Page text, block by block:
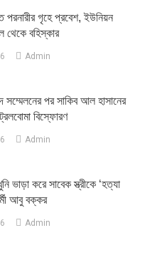
পরনারীর গৃহে প্রবেশ, ইউনিয়ন
থেকে বহিস্কার
Admin
সম্মেলনের পর সাকিব আল হাসানের
বিস্ফোরণ
Admin
ভাড়া করে সাবেক স্ত্রীকে ‘হত্যা
আবু বক্কর
Admin